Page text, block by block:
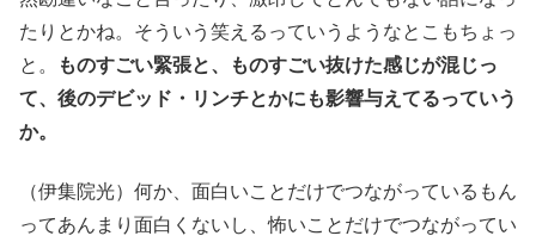
たりとかね。そういう笑えるっていうようなとこもちょっ
と。
ものすごい緊張と、ものすごい抜けた感じが混じっ
て、後のデビッド・リンチとかにも影響与えてるっていう
か。
（伊集院光）何か、面白いことだけでつながっているもん
ってあんまり面白くないし、怖いことだけでつながってい